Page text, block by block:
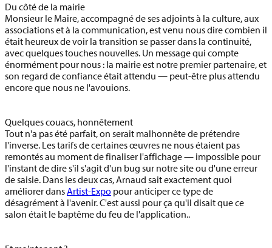
Du côté de la mairie
Monsieur le Maire, accompagné de ses adjoints à la culture, aux
associations et à la communication, est venu nous dire combien il
était heureux de voir la transition se passer dans la continuité,
avec quelques touches nouvelles. Un message qui compte
énormément pour nous : la mairie est notre premier partenaire, et
son regard de confiance était attendu — peut-être plus attendu
encore que nous ne l'avouions.
Quelques couacs, honnêtement
Tout n'a pas été parfait, on serait malhonnête de prétendre
l'inverse. Les tarifs de certaines œuvres ne nous étaient pas
remontés au moment de finaliser l'affichage — impossible pour
l'instant de dire s'il s'agit d'un bug sur notre site ou d'une erreur
de saisie. Dans les deux cas, Arnaud sait exactement quoi
améliorer dansArtist-Expo pour anticiper ce type de
désagrément à l'avenir. C'est aussi pour ça qu'il disait que ce
salon était le baptême du feu de l'application..